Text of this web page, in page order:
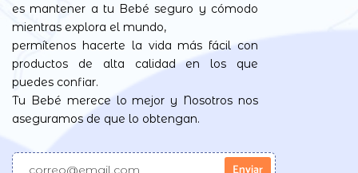
es mantener a tu Bebé seguro y cómodo
mientras explora el mundo,
permítenos hacerte la vida más fácil con
productos de alta calidad en los que
puedes confiar.
Tu Bebé merece lo mejor y Nosotros nos
aseguramos de que lo obtengan.